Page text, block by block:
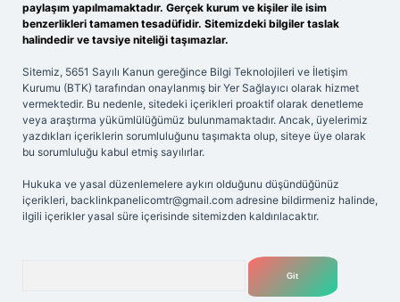
paylaşım yapılmamaktadır. Gerçek kurum ve kişiler ile isim
benzerlikleri tamamen tesadüfidir. Sitemizdeki bilgiler taslak
halindedir ve tavsiye niteliği taşımazlar.
Sitemiz, 5651 Sayılı Kanun gereğince Bilgi Teknolojileri ve İletişim
Kurumu (BTK) tarafından onaylanmış bir Yer Sağlayıcı olarak hizmet
vermektedir. Bu nedenle, sitedeki içerikleri proaktif olarak denetleme
veya araştırma yükümlülüğümüz bulunmamaktadır. Ancak, üyelerimiz
yazdıkları içeriklerin sorumluluğunu taşımakta olup, siteye üye olarak
bu sorumluluğu kabul etmiş sayılırlar.
Hukuka ve yasal düzenlemelere aykırı olduğunu düşündüğünüz
içerikleri, backlinkpanelicomtr@gmail.com adresine bildirmeniz halinde,
ilgili içerikler yasal süre içerisinde sitemizden kaldırılacaktır.